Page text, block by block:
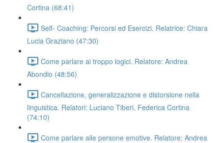
Cortina (68:41)
Self- Coaching: Percorsi ed Esercizi. Relatrice: Chiara
Lucia Graziano (47:30)
Come parlare ai troppo logici. Relatore: Andrea
Abondio (48:56)
Cancellazione, generalizzazione e distorsione nella
linguistica. Relatori: Luciano Tiberi, Federica Cortina
(74:10)
Come parlare alle persone emotive. Relatore: Andrea